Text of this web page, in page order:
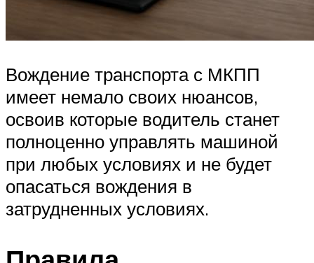
Вождение транспорта с МКПП
имеет немало своих нюансов,
освоив которые водитель станет
полноценно управлять машиной
при любых условиях и не будет
опасаться вождения в
затрудненных условиях.